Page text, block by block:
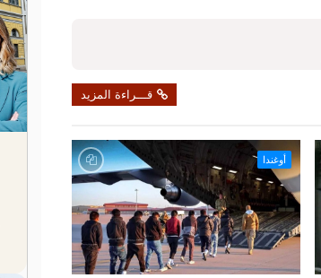
قـــراءة المزيد
أوغندا